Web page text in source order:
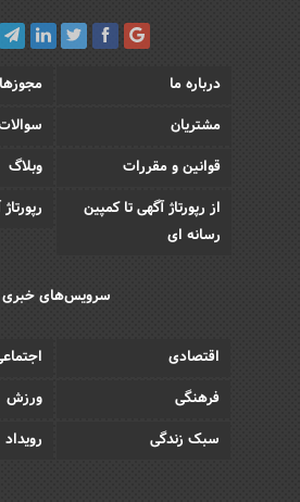
درباره ما
مجوزها
مشتریان
قوانین و مقررات
وبلاگ
از رپورتاژ آگهی تا کمپین
رسانه ای
سرویس‌های خبری
اقتصادی
فرهنگی
ورزش
سبک زندگی
رویداد